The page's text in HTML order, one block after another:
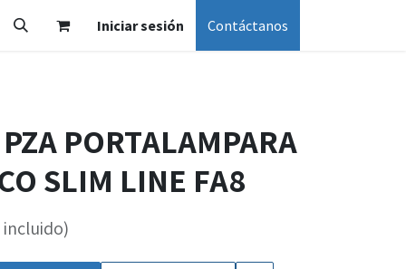
Iniciar sesión Contáctanos
PORTALAMPARA
SLIM LINE FA8